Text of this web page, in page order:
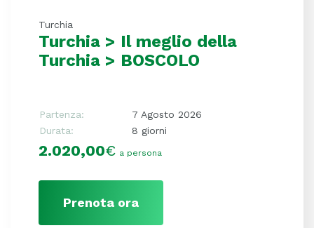
Turchia
Turchia > Il meglio della
Turchia > BOSCOLO
Partenza:
7 Agosto 2026
Durata:
8 giorni
2.020,00€ a persona
Prenota ora